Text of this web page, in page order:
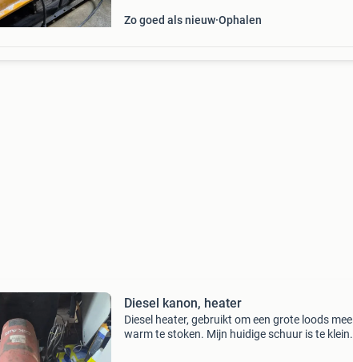
Zo goed als nieuw Ophalen
Diesel kanon, heater
Diesel heater, gebruikt om een grote loods mee
warm te stoken. Mijn huidige schuur is te klein.